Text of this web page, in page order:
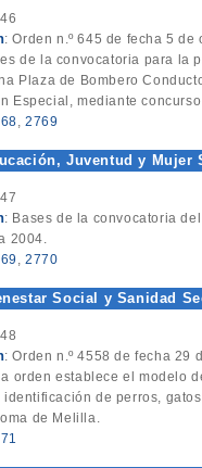
: Orden n.º 645 de fecha 5 de
de la convocatoria para la
Plaza de Bombero
Especial, mediante
,2769
Juventud y Mujer
: Bases de la convocatoria
2004.
,2770
Social y Sanidad
: Orden n.º 4558 de fecha 29
orden establece el modelo
identificación de perros,
de Melilla.